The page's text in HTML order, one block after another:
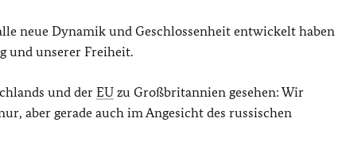
neue Dynamik und Geschlossenheit entwickelt haben
und unserer Freiheit.
und der EU zu Großbritannien gesehen: Wir
aber gerade auch im Angesicht des russischen